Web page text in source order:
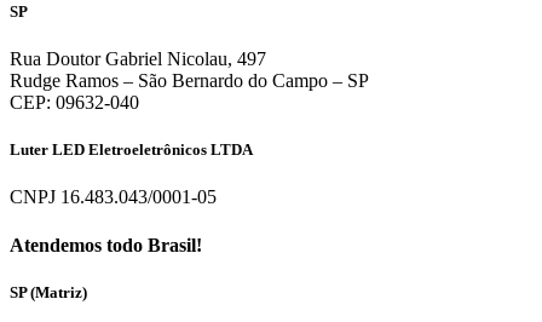
SP
Rua Doutor Gabriel Nicolau, 497
Rudge Ramos – São Bernardo do Campo – SP
CEP: 09632-040
Luter LED Eletroeletrônicos LTDA
CNPJ 16.483.043/0001-05
Atendemos todo Brasil!
SP (Matriz)